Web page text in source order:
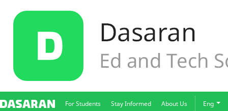
For Students Stay Informed About Us Eng